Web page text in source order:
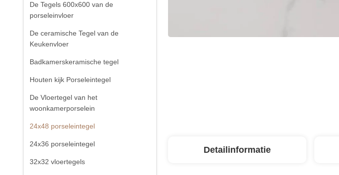
De Tegels 600x600 van de
porseleinvloer
De ceramische Tegel van de
Keukenvloer
Badkamerskeramische tegel
Houten kijk Porseleintegel
De Vloertegel van het
woonkamerporselein
24x48 porseleintegel
24x36 porseleintegel
32x32 vloertegels
Detailinformatie